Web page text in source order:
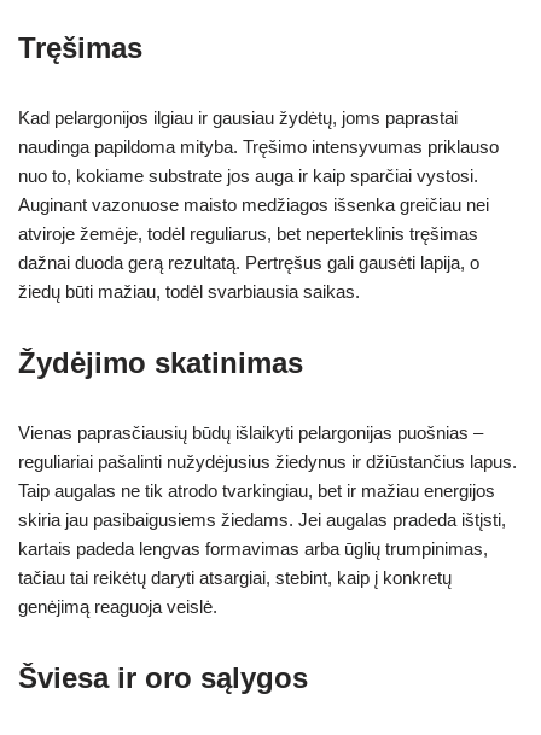
Tręšimas
Kad pelargonijos ilgiau ir gausiau žydėtų, joms paprastai
naudinga papildoma mityba. Tręšimo intensyvumas priklauso
nuo to, kokiame substrate jos auga ir kaip sparčiai vystosi.
Auginant vazonuose maisto medžiagos išsenka greičiau nei
atviroje žemėje, todėl reguliarus, bet neperteklinis tręšimas
dažnai duoda gerą rezultatą. Pertręšus gali gausėti lapija, o
žiedų būti mažiau, todėl svarbiausia saikas.
Žydėjimo skatinimas
Vienas paprasčiausių būdų išlaikyti pelargonijas puošnias –
reguliariai pašalinti nužydėjusius žiedynus ir džiūstančius lapus.
Taip augalas ne tik atrodo tvarkingiau, bet ir mažiau energijos
skiria jau pasibaigusiems žiedams. Jei augalas pradeda ištįsti,
kartais padeda lengvas formavimas arba ūglių trumpinimas,
tačiau tai reikėtų daryti atsargiai, stebint, kaip į konkretų
genėjimą reaguoja veislė.
Šviesa ir oro sąlygos